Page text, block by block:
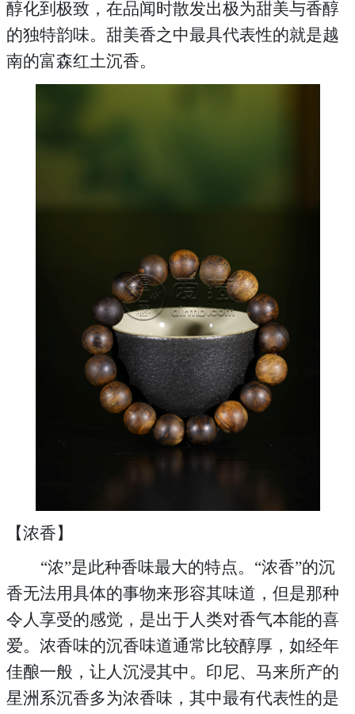
醇化到极致，在品闻时散发出极为甜美与香醇
的独特韵味。甜美香之中最具代表性的就是越
南的富森红土沉香。
【浓香】
“浓”是此种香味最大的特点。“浓香”的沉
香无法用具体的事物来形容其味道，但是那种
令人享受的感觉，是出于人类对香气本能的喜
爱。浓香味的沉香味道通常比较醇厚，如经年
佳酿一般，让人沉浸其中。印尼、马来所产的
星洲系沉香多为浓香味，其中最有代表性的是